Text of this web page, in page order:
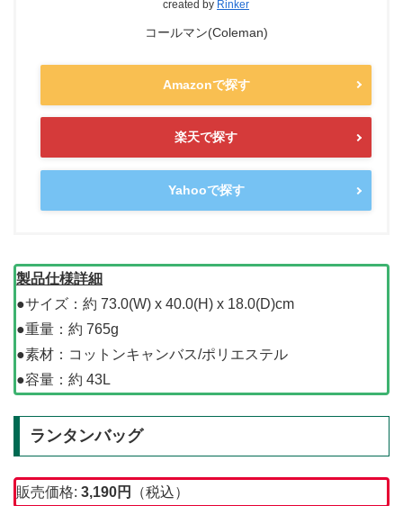
created by Rinker
コールマン(Coleman)
Amazonで探す
楽天で探す
Yahooで探す
製品仕様詳細
●サイズ：約 73.0(W) x 40.0(H) x 18.0(D)cm
●重量：約 765g
●素材：コットンキャンバス/ポリエステル
●容量：約 43L
ランタンバッグ
販売価格: 3,190円 （税込）